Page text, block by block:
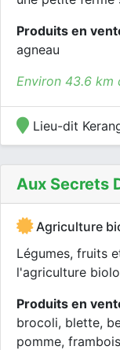
Produits en
agneau
Environ 43.6 km
Lieu-dit
Aux Secrets
Agriculture
Légumes, fruits
l'agriculture
Produits en
brocoli, blette,
pomme,